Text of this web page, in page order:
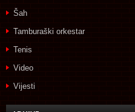
Šah
Tamburaški orkestar
Tenis
Video
Vijesti